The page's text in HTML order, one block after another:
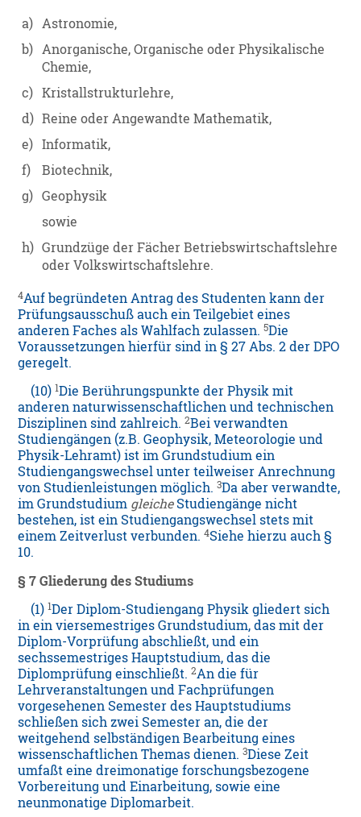
a) Astronomie,
b) Anorganische, Organische oder Physikalische
Chemie,
c) Kristallstrukturlehre,
d) Reine oder Angewandte Mathematik,
e) Informatik,
f)
Biotechnik,
g) Geophysik
sowie
h) Grundzüge der Fächer Betriebswirtschaftslehre
oder Volkswirtschaftslehre.
4Auf begründeten Antrag des Studenten kann der
Prüfungsausschuß auch ein Teilgebiet eines
anderen Faches als Wahlfach zulassen.5Die
Voraussetzungen hierfür sind in § 27 Abs. 2 der DPO
geregelt.
(10)1Die Berührungspunkte der Physik mit
anderen naturwissenschaftlichen und technischen
Disziplinen sind zahlreich.2Bei verwandten
Studiengängen (z.B. Geophysik, Meteorologie und
Physik-Lehramt) ist im Grundstudium ein
Studiengangswechsel unter teilweiser Anrechnung
von Studienleistungen möglich.3Da aber verwandte,
im Grundstudium gleicheStudiengänge nicht
bestehen, ist ein Studiengangswechsel stets mit
einem Zeitverlust verbunden.4Siehe hierzu auch §
10.
§ 7 Gliederung des Studiums
(1)1Der Diplom-Studiengang Physik gliedert sich
in ein viersemestriges Grundstudium, das mit der
Diplom-Vorprüfung abschließt, und ein
sechssemestriges Hauptstudium, das die
Diplomprüfung einschließt.2An die für
Lehrveranstaltungen und Fachprüfungen
vorgesehenen Semester des Hauptstudiums
schließen sich zwei Semester an, die der
weitgehend selbständigen Bearbeitung eines
wissenschaftlichen Themas dienen.3Diese Zeit
umfaßt eine dreimonatige forschungsbezogene
Vorbereitung und Einarbeitung, sowie eine
neunmonatige Diplomarbeit.